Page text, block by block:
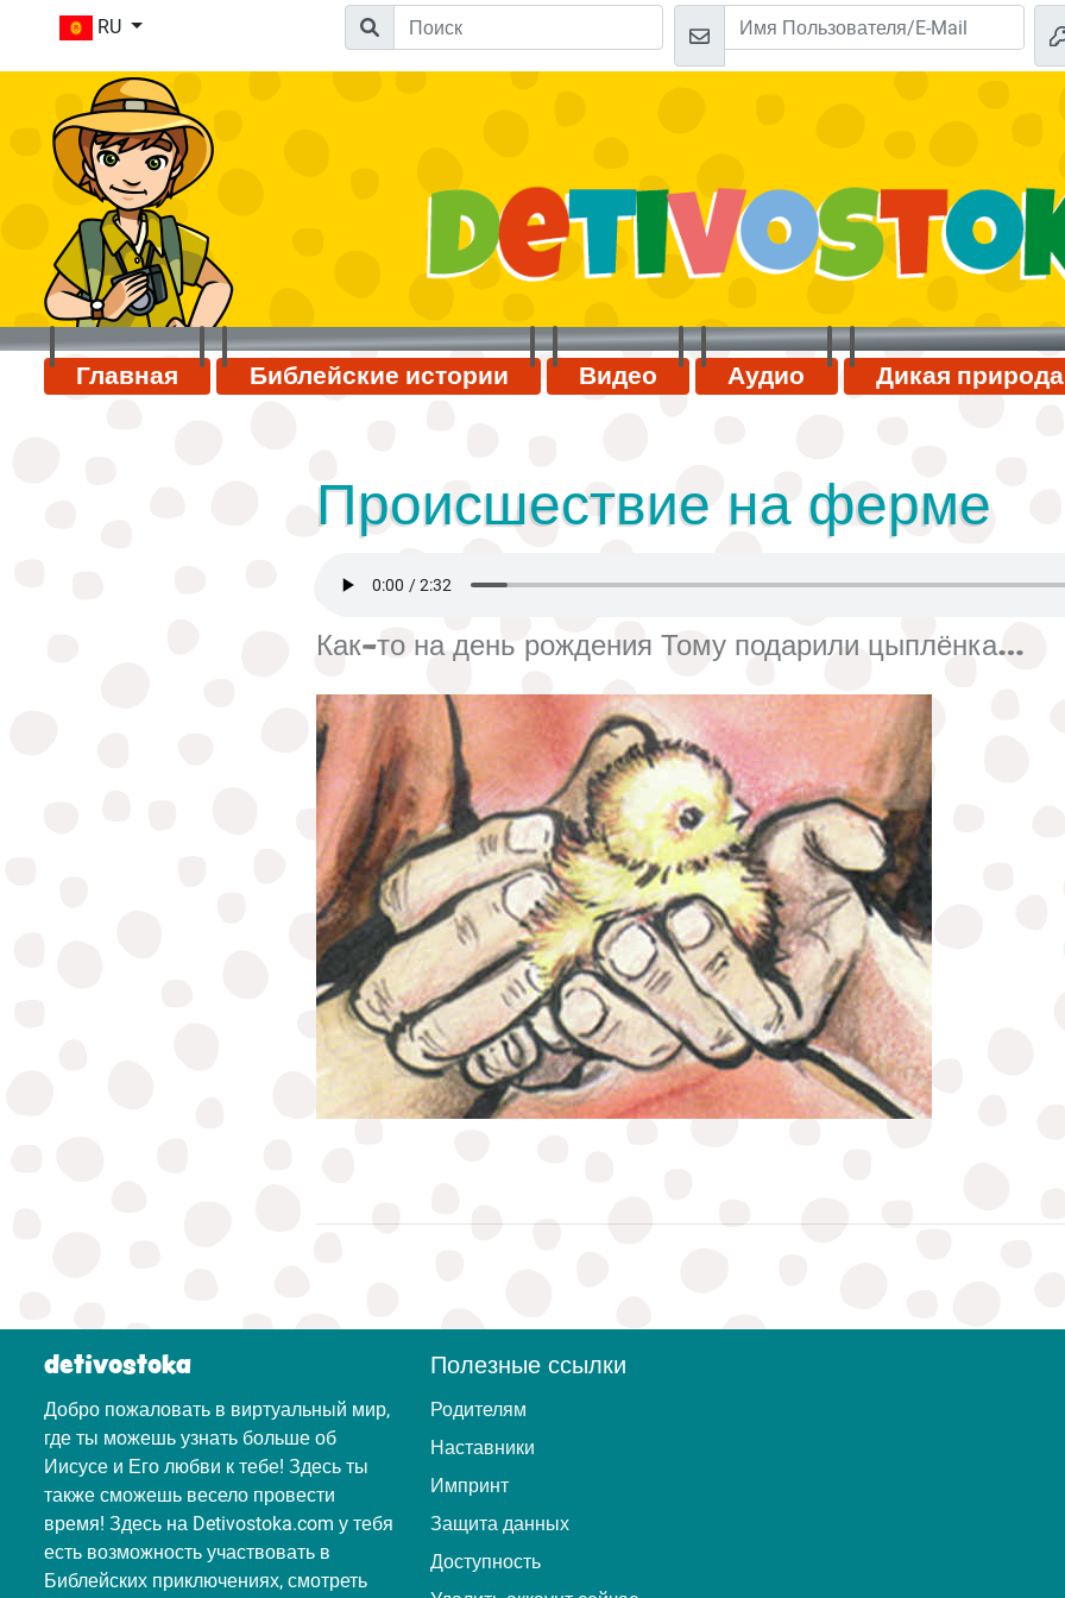
RU
Главная Библейские истории Видео Аудио Дикая природа
Происшествие на ферме
Как-то на день рождения Тому подарили цыплёнка...
detivostoka
Добро пожаловать в виртуальный мир,
где ты можешь узнать больше об
Иисусе и Его любви к тебе! Здесь ты
также сможешь весело провести
время! Здесь на Detivostoka.com у тебя
есть возможность участвовать в
Библейских приключениях, смотреть
Полезные ссылки
Родителям
Наставники
Импринт
Защита данных
Доступность